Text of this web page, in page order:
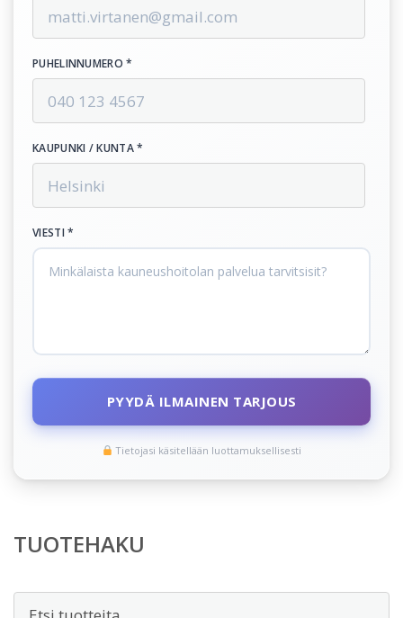
PUHELINNUMERO *
KAUPUNKI / KUNTA *
VIESTI *
PYYDÄ ILMAINEN TARJOUS
Tietojasi käsitellään luottamuksellisesti
TUOTEHAKU